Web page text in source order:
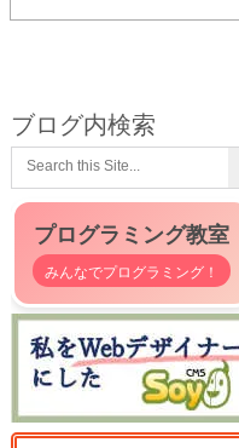
ブログ内検索
プログラミング教室
みんなでプログラミング！